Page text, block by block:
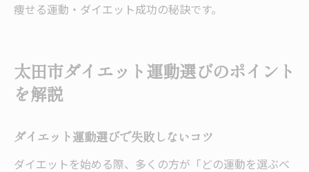
痩せる運動・ダイエット成功の秘訣です。
太田市ダイエット運動選びのポイント
を解説
ダイエット運動選びで失敗しないコツ
ダイエットを始める際、多くの方が「どの運動を選ぶべ